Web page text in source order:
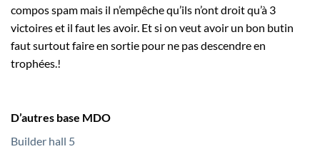
compos spam mais il n’empêche qu’ils n’ont droit qu’à 3
victoires et il faut les avoir. Et si on veut avoir un bon butin
faut surtout faire en sortie pour ne pas descendre en
trophées.!
D’autres base MDO
Builder hall 5